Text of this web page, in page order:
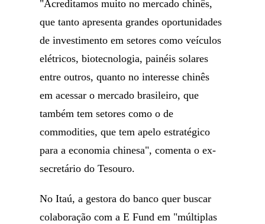
"Acreditamos muito no mercado chinês,
que tanto apresenta grandes oportunidades
de investimento em setores como veículos
elétricos, biotecnologia, painéis solares
entre outros, quanto no interesse chinês
em acessar o mercado brasileiro, que
também tem setores como o de
commodities, que tem apelo estratégico
para a economia chinesa", comenta o ex-
secretário do Tesouro.
No Itaú, a gestora do banco quer buscar
colaboração com a E Fund em "múltiplas